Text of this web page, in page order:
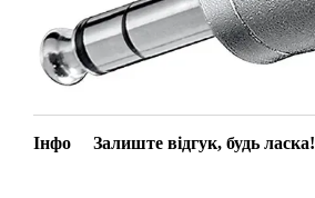
Інфо Залиште відгук, будь ласка!